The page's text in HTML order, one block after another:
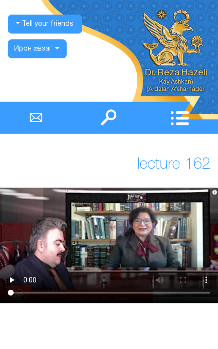
Dr. Reza Hazeli
Ardalan Afsharnaderi)
Tell your friends
Ирон ӕвзаг
lecture 162